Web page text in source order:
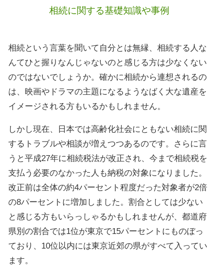
相続に関する基礎知識や事例
相続という言葉を聞いて自分とは無縁、相続する人な
んてひと握りなんじゃないのと感じる方は少なくない
のではないでしょうか。確かに相続から連想されるの
は、映画やドラマの主題になるようなばく大な遺産を
イメージされる方もいるかもしれません。
しかし現在、日本では高齢化社会にともない相続に関
するトラブルや相談が増えつつあるのです。さらに言
うと平成27年に相続税法が改正され、今まで相続税を
支払う必要のなかった人も納税の対象になりました。
改正前は全体の約4パーセント程度だった対象者が2倍
の8パーセントに増加しました。割合としては少ない
と感じる方もいらっしゃるかもしれませんが、都道府
県別の割合では1位が東京で15パーセントにものぼっ
ており、10位以内には東京近郊の県がすべて入ってい
ます。